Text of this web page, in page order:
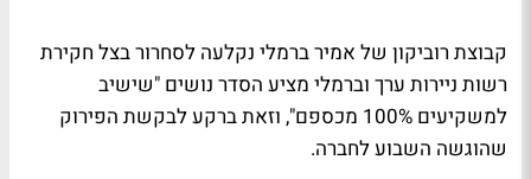
קבוצת רוביקון של אמיר ברמלי נקלעה לסחרור בצל חקירת
רשות ניירות ערך וברמלי מציע הסדר נושים "שישיב
למשקיעים 100% מכספם", וזאת ברקע לבקשת הפירוק
שהוגשה השבוע לחברה.